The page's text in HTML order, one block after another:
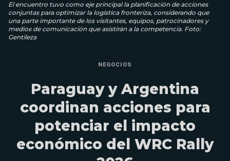
El encuentro tuvo como eje principal la planificación de acciones
conjuntas para optimizar la logística fronteriza, considerando que
una parte importante de los visitantes, equipos, patrocinadores y
medios de comunicación que asistirán a la competencia. Foto:
Gentileza
NEGOCIOS
Paraguay y Argentina
coordinan acciones para
potenciar el impacto
económico del WRC Rally